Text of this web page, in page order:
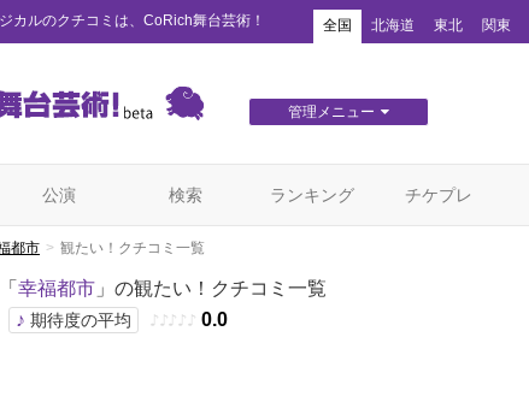
カルのクチコミは、CoRich舞台芸術！ 全国 北海道 東北 関東
管理メニュー
公演 検索 ランキング チケプレ
都市 観たい！クチコミ一覧
「 幸福都市 」の観たい！クチコミ一覧
♪ 期待度の平均 ♪ ♪ ♪ ♪ ♪ 0.0